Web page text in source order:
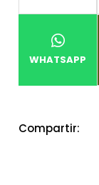
WHATSAPP
Compartir: